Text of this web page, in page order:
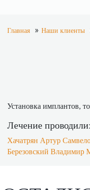
Главная » Наши клиенты
Установка имплантов,
Лечение проводили:
Хачатрян Артур
Березовский Владимир